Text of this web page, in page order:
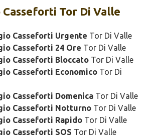
Casseforti Tor Di Valle
Casseforti Urgente Tor Di Valle
Casseforti 24 Ore Tor Di Valle
Casseforti Bloccato Tor Di Valle
Casseforti Economico Tor Di
Casseforti Domenica Tor Di Valle
Casseforti Notturno Tor Di Valle
Casseforti Rapido Tor Di Valle
Casseforti SOS Tor Di Valle